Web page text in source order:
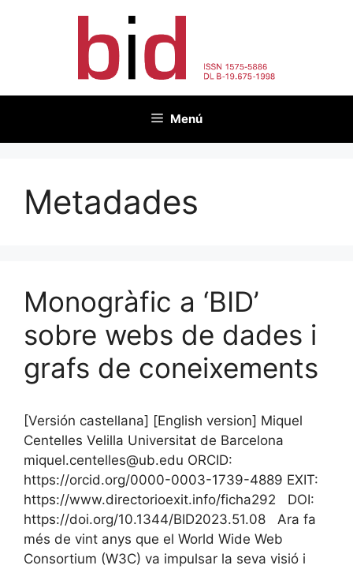
Menú
Metadades
Monogràfic a ‘BID’
sobre webs de dades i
grafs de coneixements
[Versión castellana] [English version] Miquel
Centelles Velilla Universitat de Barcelona
miquel.centelles@ub.edu ORCID:
https://orcid.org/0000-0003-1739-4889 EXIT:
https://www.directorioexit.info/ficha292 DOI:
https://doi.org/10.1344/BID2023.51.08 Ara fa
més de vint anys que el World Wide Web
Consortium (W3C) va impulsar la seva visió i